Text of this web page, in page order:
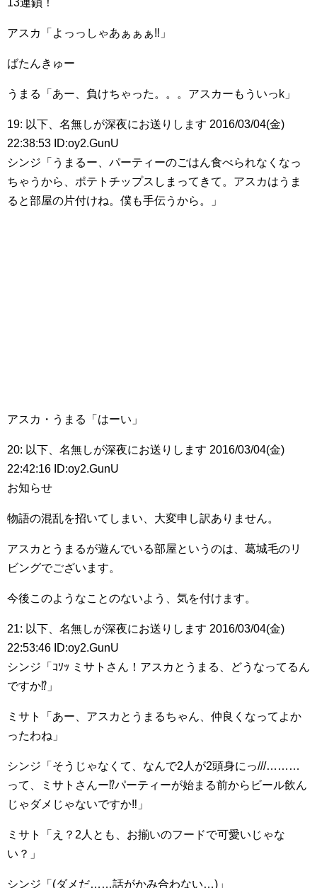
13連鎖！
アスカ「よっっしゃあぁぁぁ‼︎」
ばたんきゅー
うまる「あー、負けちゃった。。。アスカーもういっk」
19: 以下、名無しが深夜にお送りします 2016/03/04(金)
22:38:53 ID:oy2.GunU
シンジ「うまるー、パーティーのごはん食べられなくなっ
ちゃうから、ポテトチップスしまってきて。アスカはうま
ると部屋の片付けね。僕も手伝うから。」
アスカ・うまる「はーい」
20: 以下、名無しが深夜にお送りします 2016/03/04(金)
22:42:16 ID:oy2.GunU
お知らせ
物語の混乱を招いてしまい、大変申し訳ありません。
アスカとうまるが遊んでいる部屋というのは、葛城毛のリ
ビングでございます。
今後このようなことのないよう、気を付けます。
21: 以下、名無しが深夜にお送りします 2016/03/04(金)
22:53:46 ID:oy2.GunU
シンジ「ｺｿｯ ミサトさん！アスカとうまる、どうなってるん
ですか⁉︎」
ミサト「あー、アスカとうまるちゃん、仲良くなってよか
ったわね」
シンジ「そうじゃなくて、なんで2人が2頭身にっ///………
って、ミサトさんー⁉︎パーティーが始まる前からビール飲ん
じゃダメじゃないですか‼︎」
ミサト「え？2人とも、お揃いのフードで可愛いじゃな
い？」
シンジ「(ダメだ……話がかみ合わない…)」